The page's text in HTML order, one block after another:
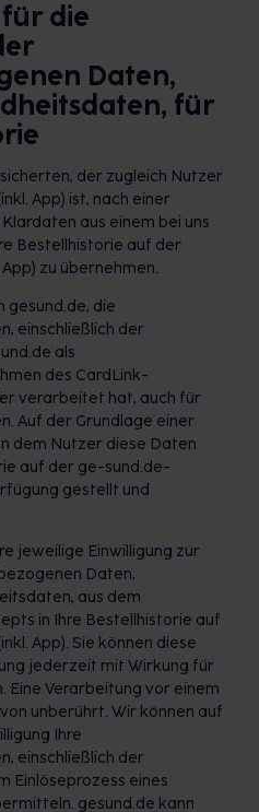
die
Daten,
für
der zugleich Nutzer
App) ist, nach einer
aus einem bei uns
Bestellhistorie auf der
zu übernehmen.
gesund.de, die
einschließlich der
als
des CardLink-
verarbeitet hat, auch für
Auf der Grundlage einer
dem Nutzer diese Daten
auf der ge-sund.de-
gestellt und
jeweilige Einwilligung zur
Daten,
aus dem
in Ihre Bestellhistorie auf
App). Sie können diese
jederzeit mit Wirkung für
Verarbeitung vor einem
unberührt. Wir können auf
Ihre
einschließlich der
Einlöseprozess eines
gesund.de kann